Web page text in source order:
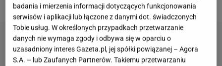
badania i mierzenia informacji dotyczących funkcjonowania
serwisów i aplikacji lub łączone z danymi dot. świadczonych
Tobie usług. W określonych przypadkach przetwarzanie
danych nie wymaga zgody i odbywa się w oparciu o
uzasadniony interes Gazeta.pl, jej spółki powiązanej – Agora
S.A. – lub Zaufanych Partnerów. Takiemu przetwarzaniu